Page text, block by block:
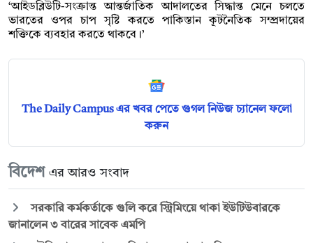
‘আইডব্লিউটি-সংক্রান্ত আন্তর্জাতিক আদালতের সিদ্ধান্ত মেনে চলতে
ভারতের ওপর চাপ সৃষ্টি করতে পাকিস্তান কূটনৈতিক সম্প্রদায়ের
শক্তিকে ব্যবহার করতে থাকবে।’
The Daily Campus এর খবর পেতে গুগল নিউজ চ্যানেল ফলো
করুন
বিদেশ এর আরও সংবাদ
সরকারি কর্মকর্তাকে গুলি করে স্ট্রিমিংয়ে থাকা ইউটিউবারকে
জানালেন ৩ বারের সাবেক এমপি